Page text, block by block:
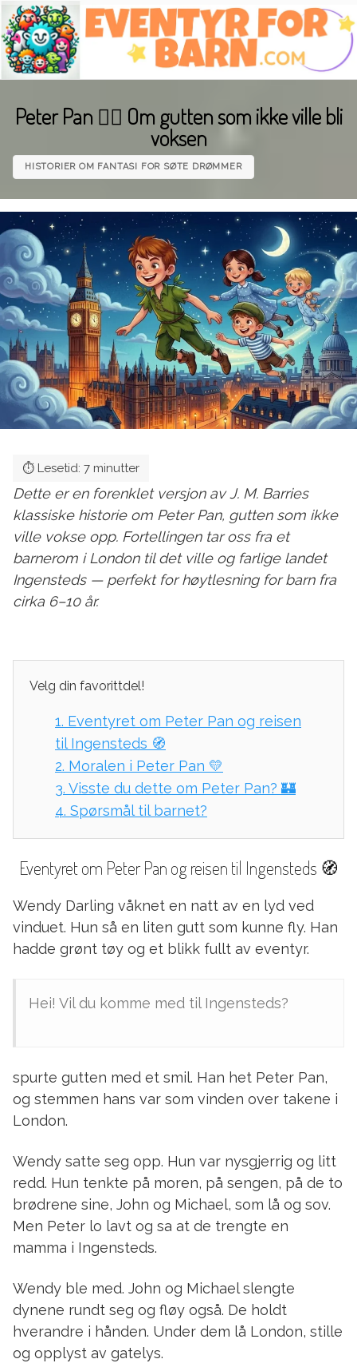
Skip
to
content
HISTORIER OM FANTASI FOR SØTE DRØMMER
Peter Pan 🧚‍♂️ Om gutten som ikke ville bli
voksen
Dette er en forenklet versjon av J. M. Barries
klassiske historie om Peter Pan, gutten som ikke
ville vokse opp. Fortellingen tar oss fra et
barnerom i London til det ville og farlige landet
Ingensteds — perfekt for høytlesning for barn fra
cirka 6–10 år.
Velg din favorittdel!
1. Eventyret om Peter Pan og reisen
til Ingensteds 🧭
2. Moralen i Peter Pan 💛
3. Visste du dette om Peter Pan? 🏰
4. Spørsmål til barnet?
Eventyret om Peter Pan og reisen til Ingensteds 🧭
Wendy Darling våknet en natt av en lyd ved
vinduet. Hun så en liten gutt som kunne fly. Han
hadde grønt tøy og et blikk fullt av eventyr.
Hei! Vil du komme med til Ingensteds?
spurte gutten med et smil. Han het Peter Pan,
og stemmen hans var som vinden over takene i
London.
Wendy satte seg opp. Hun var nysgjerrig og litt
redd. Hun tenkte på moren, på sengen, på de to
brødrene sine, John og Michael, som lå og sov.
Men Peter lo lavt og sa at de trengte en
mamma i Ingensteds.
Wendy ble med. John og Michael slengte
dynene rundt seg og fløy også. De holdt
hverandre i hånden. Under dem lå London, stille
og opplyst av gatelys.